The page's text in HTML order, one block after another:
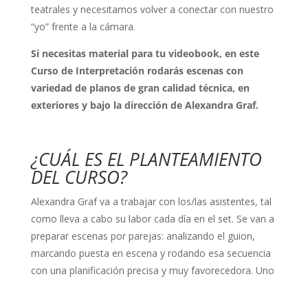
teatrales y necesitamos volver a conectar con nuestro
“yo” frente a la cámara.
Si necesitas material para tu videobook, en este
Curso de Interpretación rodarás escenas con
variedad de planos de gran calidad técnica, en
exteriores y bajo la dirección de Alexandra Graf.
¿CUÁL ES EL PLANTEAMIENTO
DEL CURSO?
Alexandra Graf va a trabajar con los/las asistentes, tal
como lleva a cabo su labor cada día en el set. Se van a
preparar escenas por parejas: analizando el guion,
marcando puesta en escena y rodando esa secuencia
con una planificación precisa y muy favorecedora. Uno